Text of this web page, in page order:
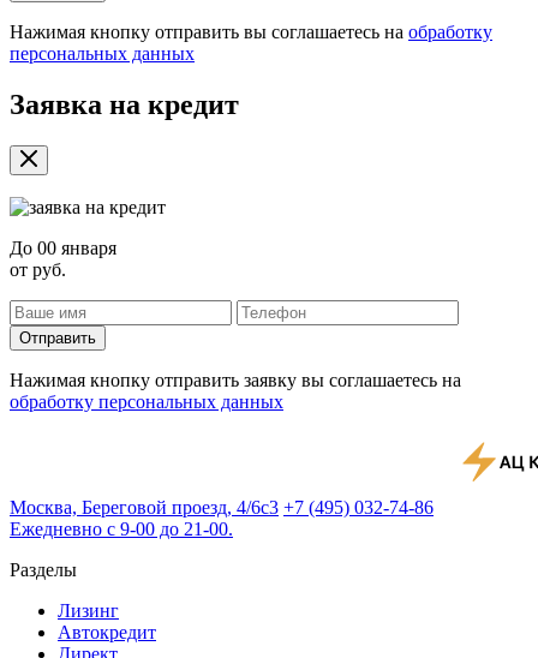
Нажимая кнопку отправить вы соглашаетесь на обработку
персональных данных
Заявка на кредит
До 00 января
от руб.
Отправить
Нажимая кнопку отправить заявку вы соглашаетесь на
обработку персональных данных
Москва, Береговой проезд, 4/6с3 +7 (495) 032-74-86
Ежедневно с 9-00 до 21-00.
Разделы
Лизинг
Автокредит